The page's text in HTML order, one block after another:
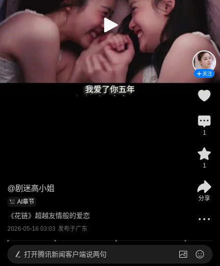
@剧迷高小姐
AI章节
《花链》超越友情般的爱恋
2026-05-16 03:03 发布于广东
关注
1
1
分享
打开腾讯新闻客户端说两句